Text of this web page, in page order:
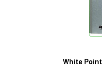
White